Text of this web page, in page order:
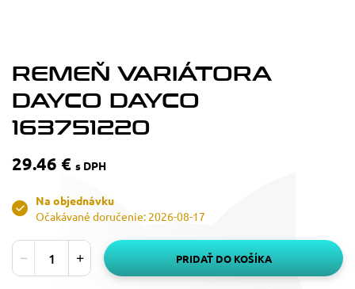
REMEŇ VARIÁTORA
DAYCO DAYCO
163751220
29.46 € s DPH
Na objednávku
Očakávané doručenie: 2026-08-17
PRIDAŤ DO KOŠÍKA